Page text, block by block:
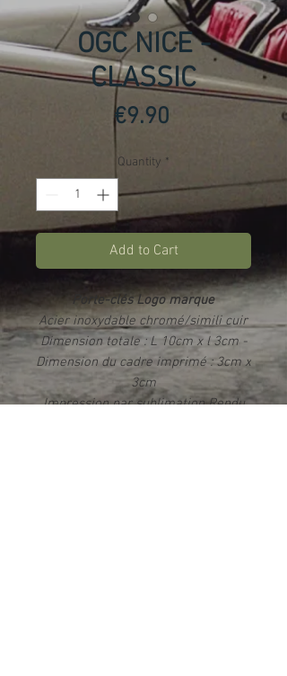
OGC NICE -
CLASSIC
€9.90Price
Quantity *
Add to Cart
Porte-clés Logo marque
Acier inoxydable chromé/simili cuir
Dimension totale : L 10cm x l 3cm -
Dimension du cadre imprimé : 3cm x
3cm
Impression par sublimation Rendu